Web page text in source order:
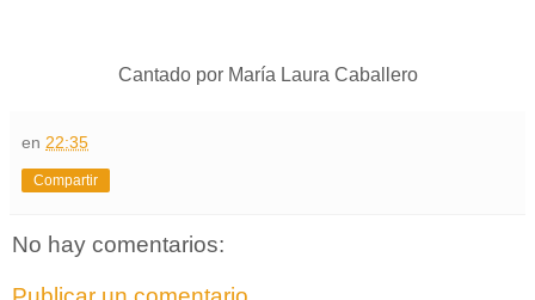
Cantado por María Laura Caballero
en 22:35
Compartir
No hay comentarios: